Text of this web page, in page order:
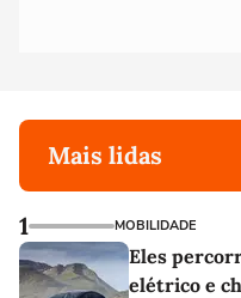
Mais lidas
1 MOBILIDADE
Eles
elétrico e